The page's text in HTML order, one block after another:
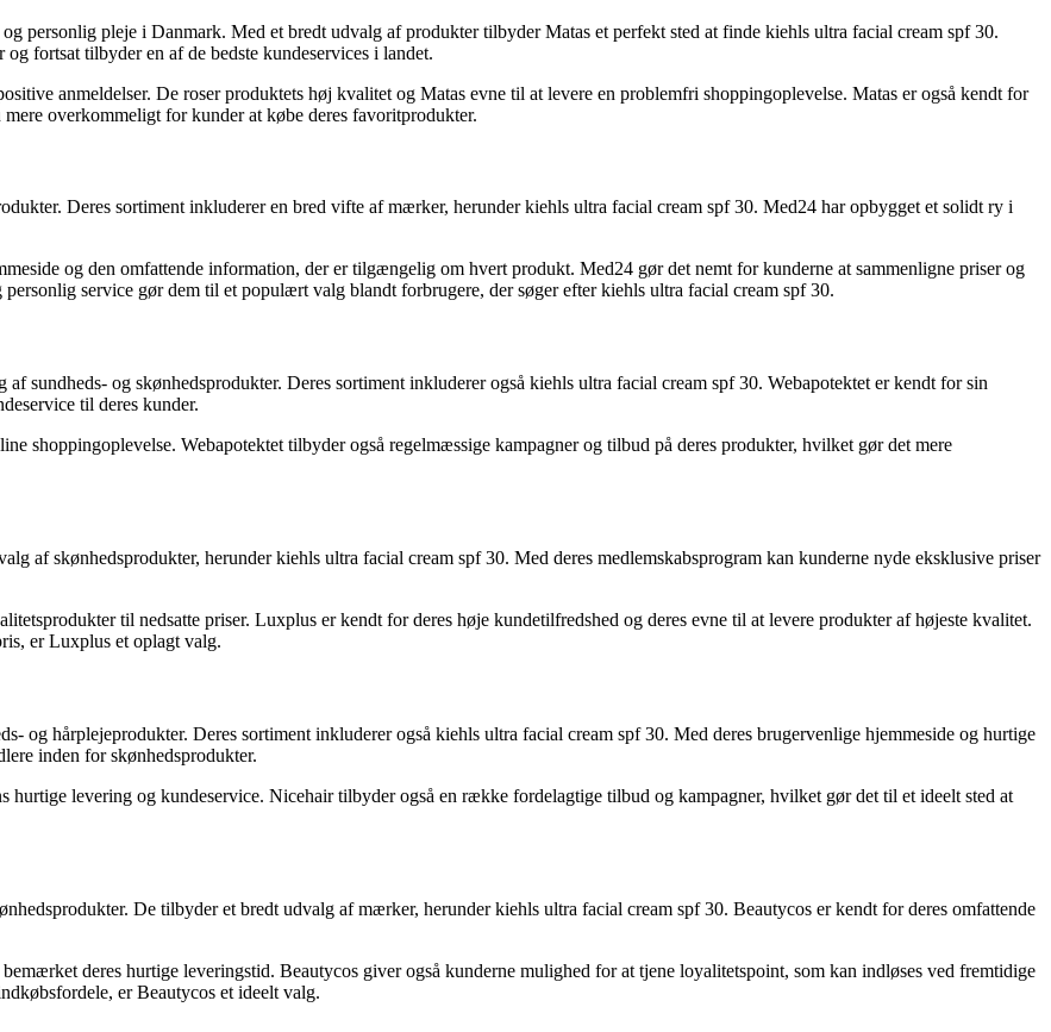
personlig pleje i Danmark. Med et bredt udvalg af produkter tilbyder Matas et perfekt sted at finde kiehls ultra facial cream spf 30.
fortsat tilbyder en af de bedste kundeservices i landet.
anmeldelser. De roser produktets høj kvalitet og Matas evne til at levere en problemfri shoppingoplevelse. Matas er også kendt for
overkommeligt for kunder at købe deres favoritprodukter.
Deres sortiment inkluderer en bred vifte af mærker, herunder kiehls ultra facial cream spf 30. Med24 har opbygget et solidt ry i
og den omfattende information, der er tilgængelig om hvert produkt. Med24 gør det nemt for kunderne at sammenligne priser og
service gør dem til et populært valg blandt forbrugere, der søger efter kiehls ultra facial cream spf 30.
sundheds- og skønhedsprodukter. Deres sortiment inkluderer også kiehls ultra facial cream spf 30. Webapotektet er kendt for sin
til deres kunder.
shoppingoplevelse. Webapotektet tilbyder også regelmæssige kampagner og tilbud på deres produkter, hvilket gør det mere
af skønhedsprodukter, herunder kiehls ultra facial cream spf 30. Med deres medlemskabsprogram kan kunderne nyde eksklusive priser
til nedsatte priser. Luxplus er kendt for deres høje kundetilfredshed og deres evne til at levere produkter af højeste kvalitet.
er Luxplus et oplagt valg.
og hårplejeprodukter. Deres sortiment inkluderer også kiehls ultra facial cream spf 30. Med deres brugervenlige hjemmeside og hurtige
inden for skønhedsprodukter.
levering og kundeservice. Nicehair tilbyder også en række fordelagtige tilbud og kampagner, hvilket gør det til et ideelt sted at
De tilbyder et bredt udvalg af mærker, herunder kiehls ultra facial cream spf 30. Beautycos er kendt for deres omfattende
deres hurtige leveringstid. Beautycos giver også kunderne mulighed for at tjene loyalitetspoint, som kan indløses ved fremtidige
er Beautycos et ideelt valg.